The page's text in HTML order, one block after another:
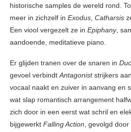
historische samples de wereld rond.
meer in zichzelf in Exodus, Catharsis
Een viool vergezelt ze in Epiphany,
aandoende, meditatieve piano.
Er glijden tranen over de snaren in
gevoel verbindtAntagoniststrijkers
vocaal naakt en zuiver in aanvang en
wat slap romantisch arrangement
zich door in een eerst wat schril en
bijgewerkt Falling Action, gevolgd door